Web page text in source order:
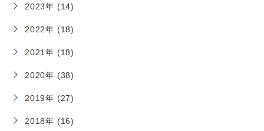
2023年 (14)
2022年 (18)
2021年 (18)
2020年 (38)
2019年 (27)
2018年 (16)